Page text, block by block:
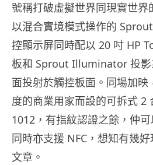
號稱打破虛擬世界同現實世界
以混合實境模式操作的
控顯示屏同時配以 20 吋 HP
板和 Sprout Illuminator 投影
面投射於觸控板面。同場加映
度的商業用家而設的可拆式 2
1012，有指紋認證之餘，仲
同時亦支援 NFC，想知有幾
文章。